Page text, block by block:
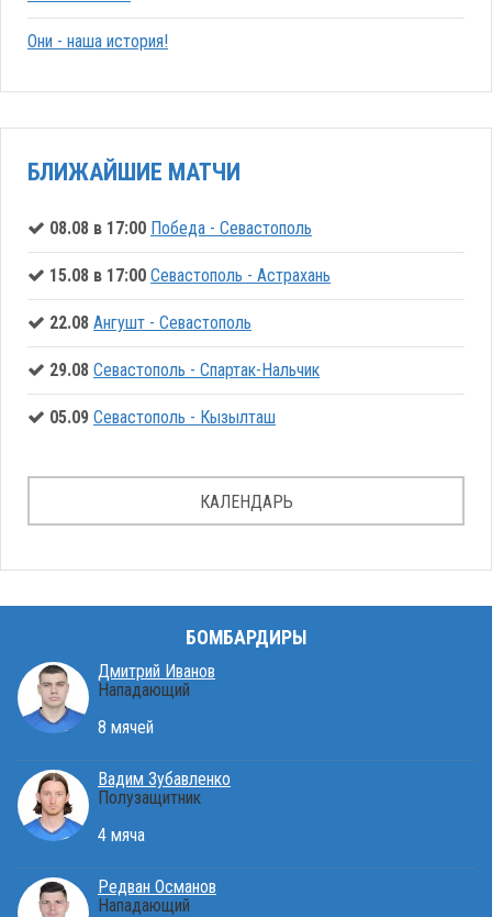
Они - наша история!
БЛИЖАЙШИЕ МАТЧИ
08.08 в 17:00 Победа - Севастополь
15.08 в 17:00 Севастополь - Астрахань
22.08 Ангушт - Севастополь
29.08 Севастополь - Спартак-Нальчик
05.09 Севастополь - Кызылташ
КАЛЕНДАРЬ
БОМБАРДИРЫ
Дмитрий Иванов
Нападающий
8 мячей
Вадим Зубавленко
Полузащитник
4 мяча
Редван Османов
Нападающий